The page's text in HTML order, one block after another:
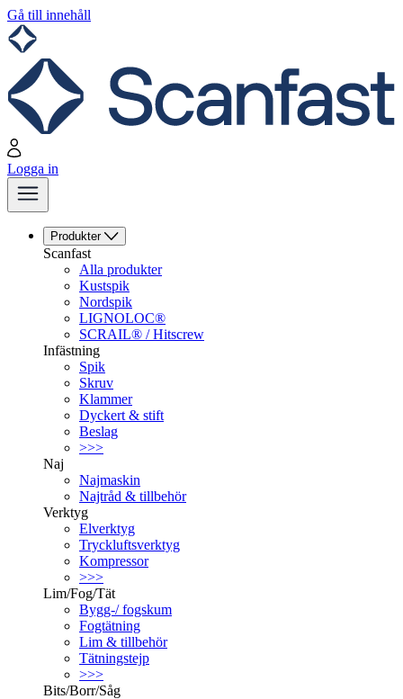
Gå till innehåll
Logga in
Produkter
Scanfast
Alla produkter
Kustspik
Nordspik
LIGNOLOC®
SCRAIL® / Hitscrew
Infästning
Spik
Skruv
Klammer
Dyckert & stift
Beslag
>>>
Naj
Najmaskin
Najtråd & tillbehör
Verktyg
Elverktyg
Tryckluftsverktyg
Kompressor
>>>
Lim/Fog/Tät
Bygg-/ fogskum
Fogtätning
Lim & tillbehör
Tätningstejp
>>>
Bits/Borr/Såg